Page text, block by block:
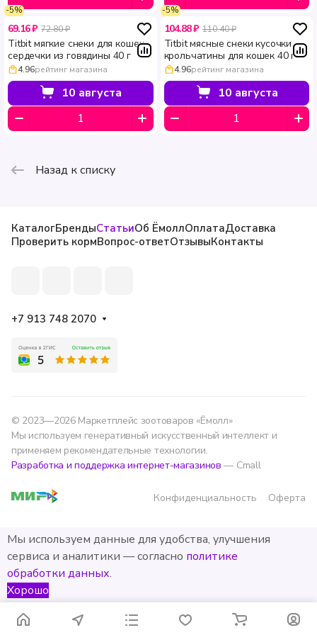
-5%
69.16 ₽ 72.80 ₽
Titbit мягкие снеки для кошек
сердечки из говядины 40 г
4.96рейтинг магазина
10 августа
-5%
104.88 ₽ 110.40 ₽
Titbit мясные снеки кусочки
крольчатины для кошек 40 г
4.96рейтинг магазина
10 августа
Назад к списку
КаталогБрендыСтатьиОб ЁмоллОплатаДоставка
Проверить кормВопрос-ответОтзывыКонтакты
+7 913 748 2070
© 2023—2026 Маркетплейс зоотоваров «Ёмолл»
Мы используем генеративный искусственный интеллект и
применяем рекомендательные технологии.
Разработка и поддержка интернет-магазинов — Cmall
Конфиденциальность Оферта
Мы используем данные для удобства, улучшения
сервиса и аналитики — согласно политике
обработки данных.
Хорошо